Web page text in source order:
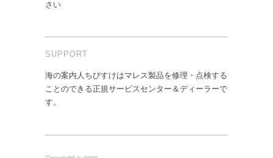
さい
SUPPORT
海の案内人ちびすけはマレス製品を修理・点検する
ことのできる正規サービスセンター＆ディーラーで
す。